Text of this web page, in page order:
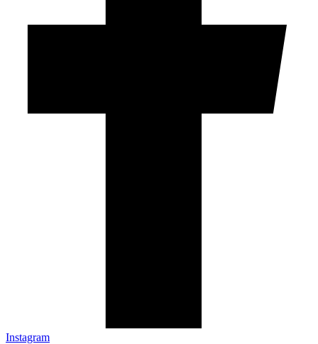
Instagram